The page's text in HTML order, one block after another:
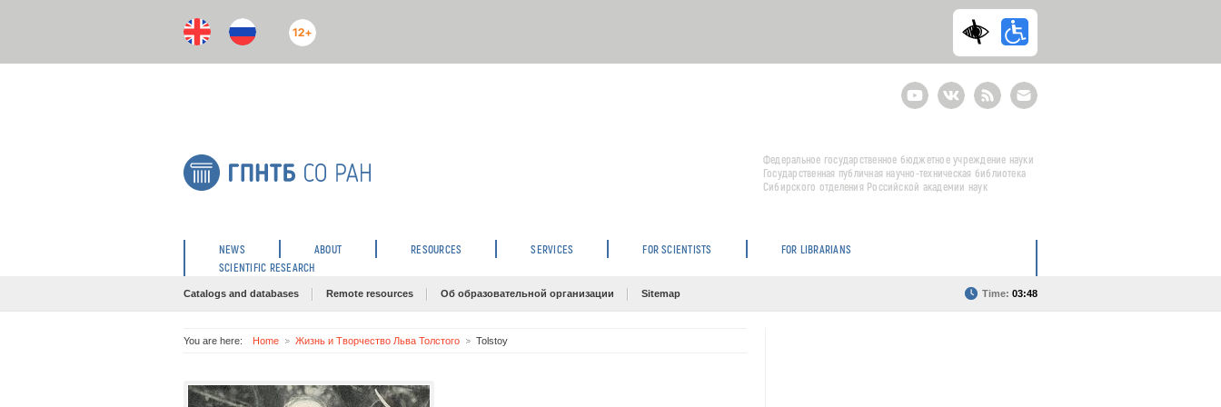
12+
YoutubeВКонтактеRSS
E-
mail
подписка
Федеральное государственное бюджетное учреждение науки
Государственная публичная научно-техническая библиотека
Сибирского отделения Российской академии наук
NEWS ABOUT RESOURCES SERVICES FOR SCIENTISTS
FOR LIBRARIANS
SCIENTIFIC RESEARCH
Catalogs and databases Remote resources Об образовательной организации Sitemap Time: 03:48
You are here: Home Жизнь и Творчество Льва Толстого Tolstoy